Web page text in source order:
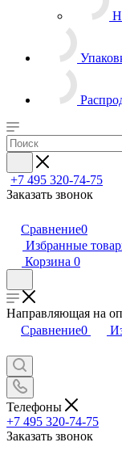
+7 495 320-74-75
Заказать звонок
Сравнение0
Избранные
Корзина 0
Направляющая на
Сравнение0
Телефоны
+7 495 320-74-75
Заказать звонок